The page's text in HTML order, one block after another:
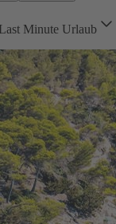
Last Minute Urlaub